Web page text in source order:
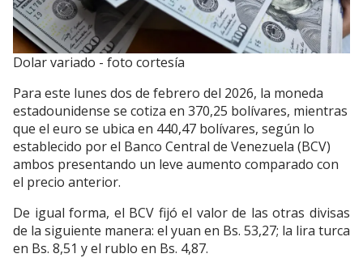
Dolar variado - foto cortesía
Para este lunes dos de febrero del 2026, la moneda
estadounidense se cotiza en 370,25 bolívares, mientras
que el euro se ubica en 440,47 bolívares, según lo
establecido por el Banco Central de Venezuela (BCV)
ambos presentando un leve aumento comparado con
el precio anterior.
De igual forma, el BCV fijó el valor de las otras divisas
de la siguiente manera: el yuan en Bs. 53,27; la lira turca
en Bs. 8,51 y el rublo en Bs. 4,87.